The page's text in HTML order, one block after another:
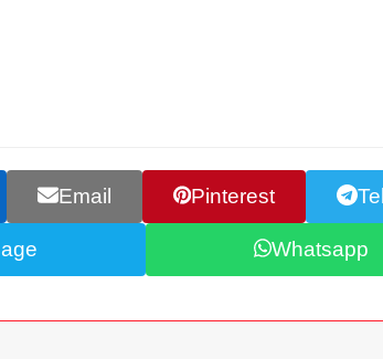
Email Pinterest
Whatsapp